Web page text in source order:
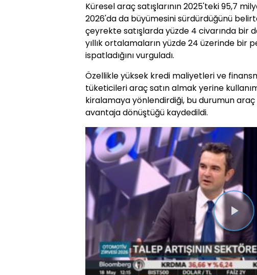
Küresel araç satışlarının 2025'teki 95,7
2026'da da büyümesini sürdürdüğünü
çeyrekte satışlarda yüzde 4 civarında bir
yıllık ortalamaların yüzde 24 üzerinde bir
ispatladığını vurguladı.
Özellikle yüksek kredi maliyetleri ve
tüketicileri araç satın almak yerine
kiralamaya yönlendirdiği, bu durumun
avantaja dönüştüğü kaydedildi.